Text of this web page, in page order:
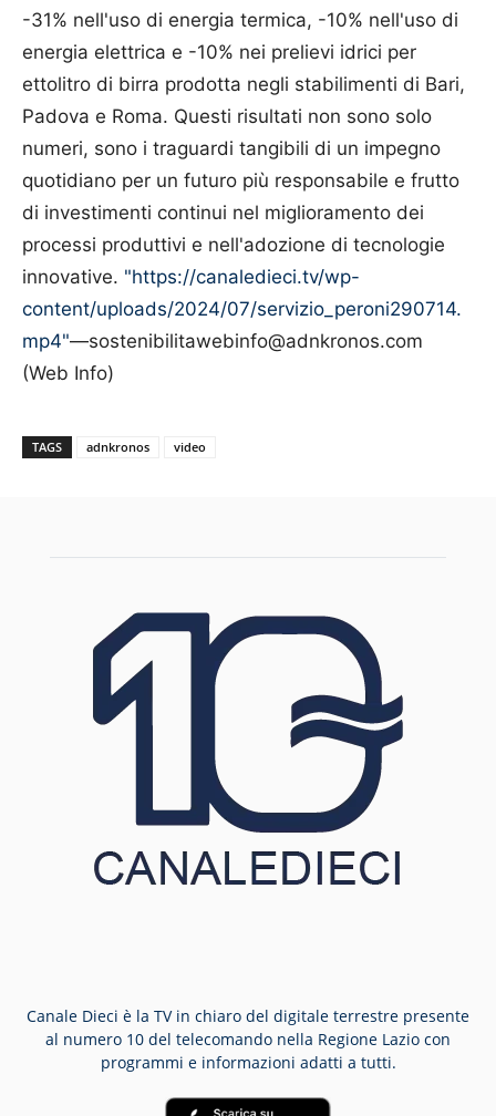
-31% nell'uso di energia termica, -10% nell'uso di
energia elettrica e -10% nei prelievi idrici per
ettolitro di birra prodotta negli stabilimenti di Bari,
Padova e Roma. Questi risultati non sono solo
numeri, sono i traguardi tangibili di un impegno
quotidiano per un futuro più responsabile e frutto
di investimenti continui nel miglioramento dei
processi produttivi e nell'adozione di tecnologie
innovative. "https://canaledieci.tv/wp-
content/uploads/2024/07/servizio_peroni290714.
mp4"—sostenibilitawebinfo@adnkronos.com
(Web Info)
TAGS adnkronos video
Canale Dieci è la TV in chiaro del digitale terrestre presente
al numero 10 del telecomando nella Regione Lazio con
programmi e informazioni adatti a tutti.